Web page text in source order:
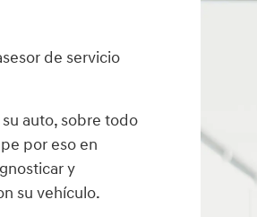
de servicio
auto, sobre todo
por eso en
y
su vehículo.